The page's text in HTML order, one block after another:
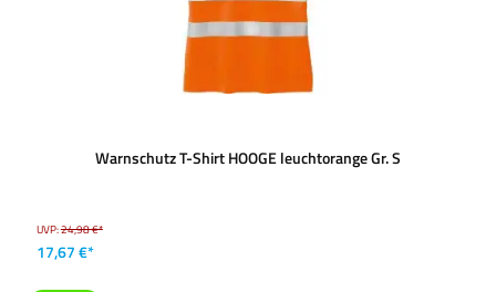
Warnschutz T-Shirt HOOGE leuchtorange Gr. S
UVP:24,98 €*
17,67 €*